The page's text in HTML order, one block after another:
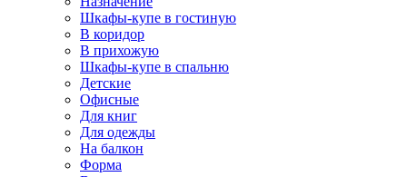
Шкафы-купе в гостиную
В коридор
В прихожую
Шкафы-купе в спальню
Детские
Офисные
Для книг
Для одежды
На балкон
Форма